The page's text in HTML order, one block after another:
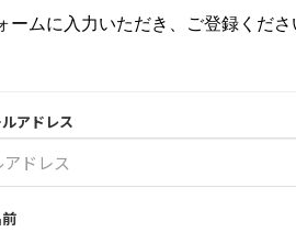
ームに入力いただき、ご登録くださ